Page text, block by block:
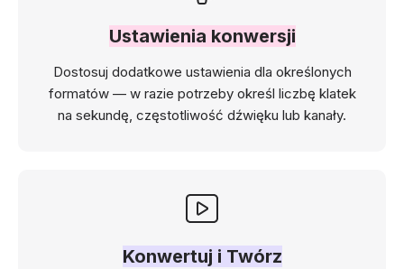
Ustawienia konwersji
Dostosuj dodatkowe ustawienia dla określonych
formatów — w razie potrzeby określ liczbę klatek
na sekundę, częstotliwość dźwięku lub kanały.
Konwertuj i Twórz